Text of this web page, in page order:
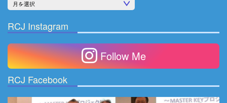
カ
イ
ブ
RCJ Instagram
Follow Me
RCJ Facebook